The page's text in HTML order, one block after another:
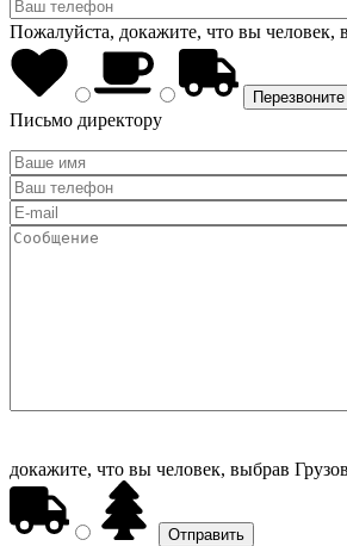
Пожалуйста, докажите, что вы человек,
Письмо директору
докажите, что вы человек, выбрав